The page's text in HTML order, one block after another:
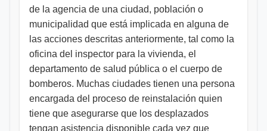
de la agencia de una ciudad, población o
municipalidad que está implicada en alguna de
las acciones descritas anteriormente, tal como la
oficina del inspector para la vivienda, el
departamento de salud pública o el cuerpo de
bomberos. Muchas ciudades tienen una persona
encargada del proceso de reinstalación quien
tiene que asegurarse que los desplazados
tengan asistencia disponible cada vez que